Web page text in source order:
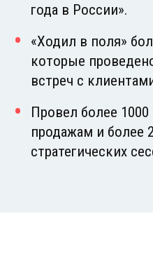
года в России».
«Ходил в поля»
которые
встреч с
Провел более
продажам и более
стратегических